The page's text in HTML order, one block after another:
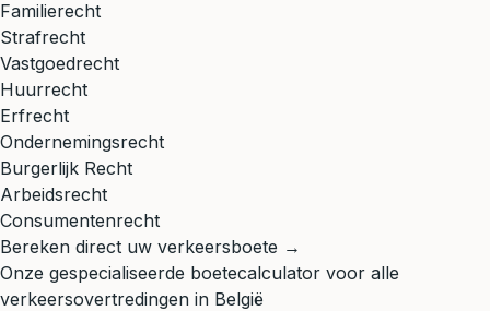
Familierecht
Strafrecht
Vastgoedrecht
Huurrecht
Erfrecht
Ondernemingsrecht
Burgerlijk Recht
Arbeidsrecht
Consumentenrecht
Bereken direct uw verkeersboete →
Onze gespecialiseerde boetecalculator voor alle
verkeersovertredingen in België